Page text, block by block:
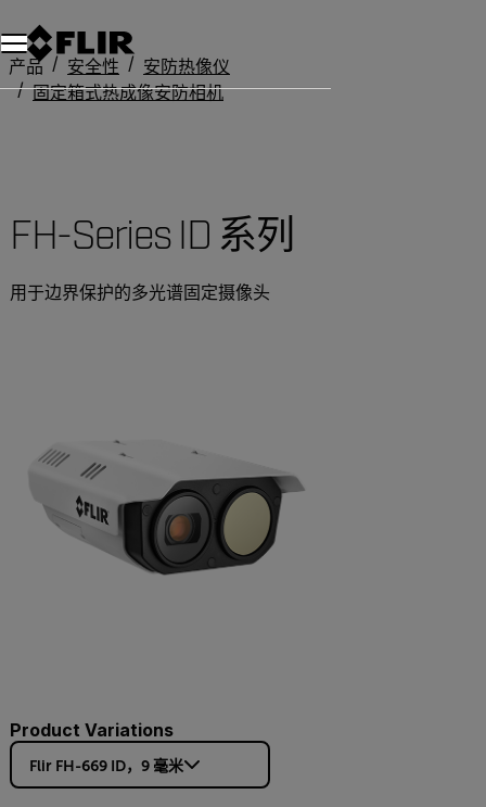
产品 安全性
安防热像仪
固定箱式热成像安防相机
FH-Series ID 系列
用于边界保护的多光谱固定摄像头
Product Variations
Flir FH-669 ID，9 毫米